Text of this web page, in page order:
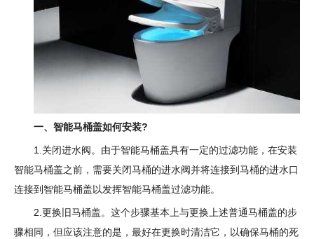
一、智能马桶盖如何安装?
1.关闭进水阀。由于智能马桶盖具有一定的过滤功能，在安装
智能马桶盖之前，需要关闭马桶的进水阀并将连接到马桶的进水口
连接到智能马桶盖以发挥智能马桶盖过滤功能。
2.更换旧马桶盖。这个步骤基本上与更换上述普通马桶盖的步
骤相同，但应该注意的是，最好在更换时清洁它，以确保马桶的死